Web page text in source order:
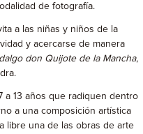
de fotografía.
a las niñas y niños de la
y acercarse de manera
don Quijote de la Mancha,
a 13 años que radiquen dentro
a una composición artística
libre una de las obras de arte